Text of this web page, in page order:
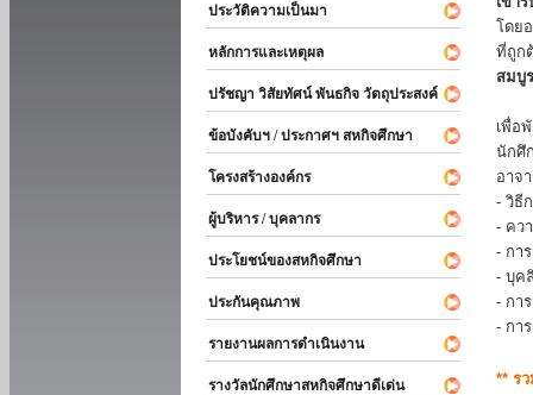
ประวัติความเป็นมา
หลักการและเหตุผล
ปรัชญา วิสัยทัศน์ พันธกิจ วัตถุประสงค์
ข้อบังคับฯ / ประกาศฯ สหกิจศึกษา
โครงสร้างองค์กร
ผู้บริหาร / บุคลากร
ประโยชน์ของสหกิจศึกษา
ประกันคุณภาพ
รายงานผลการดำเนินงาน
รางวัลนักศึกษาสหกิจศึกษาดีเด่น
โดย
ที่ถูก
สมบู
เพื่อ
นักศึ
อาจ
- วิธี
- คว
- กา
- บุค
- กา
- กา
** ร